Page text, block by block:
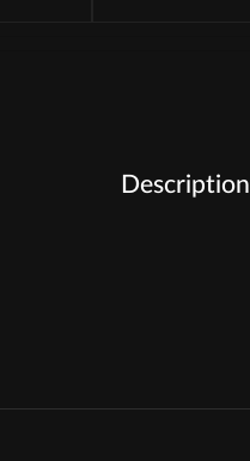
Description